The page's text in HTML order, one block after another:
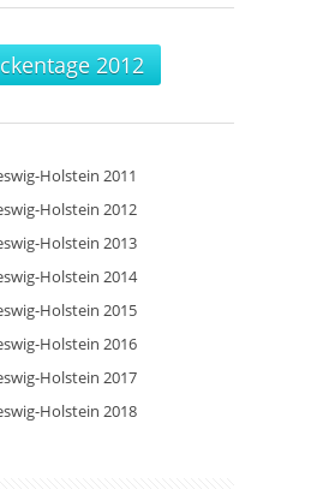
2012
Holstein 2011
Holstein 2012
Holstein 2013
Holstein 2014
Holstein 2015
Holstein 2016
Holstein 2017
Holstein 2018